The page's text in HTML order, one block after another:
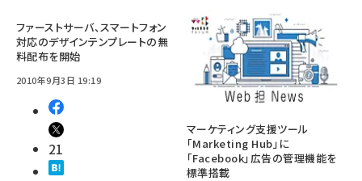
ファーストサーバ、スマートフォン
対応のデザインテンプレートの無
料配布を開始
2010年9月3日 19:19
21
マーケティング支援ツール
「Marketing Hub」に
「Facebook」広告の管理機能を
標準搭載